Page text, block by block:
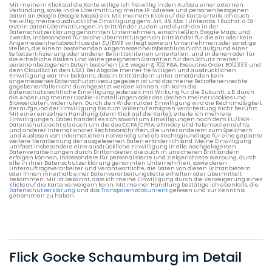
Mit meinem Klick auf die Karte willige ich freiwillig in den Aufbau einer externen
Verbindung, sowie in die Übermittlung meine IP-Adresse und personenbezogenen
Daten an Google (Google Maps) ein. Mit meinem Klick auf die Karte erteile ich auch
freiwillig meine ausdrückliche Einwilligung gem. Art. 49 Abs. 1 Unterabs. 1 Buchst. a DS-
GVO in Datenübermittlungen in Drittländer zu den und durch die in der
Datenschutzerklärung genannten Unternehmen, einschließlich Google Maps, und
Zwecke, insbesondere für solche Übermittlungen an Drittländer für die ein oder kein
Angemessenheitsbeschluss der EU/EWR vorliegt sowie an Unternehmen oder sonstige
Stellen, die einem bestehenden Angemessenheitsbeschluss nicht aufgrund einer
Selbstzertifizierung oder anderer Beitrittskriterien unterfallen, und in denen oder für
die erhebliche Risiken und keine geeigneten Garantien für den Schutz meiner
personenbezogenen Daten bestehen (z.B. wegen § 702 FISA, Executive Order EO12333 und
dem CloudAct in den USA). Bei Abgabe meiner freiwilligen und ausdrücklichen
Einwilligung war mir bekannt, dass in Drittländern unter Umständen kein
angemessenes Datenschutzniveau gegeben ist und das meine Betroffenenrechte
gegebenenfalls nicht durchgesetzt werden können. Ich kann die
datenschutzrechtliche Einwilligung jederzeit mit Wirkung für die Zukunft, z.B. durch
die Änderung meiner Cookie-Einstellungen oder das Löschen meiner Cookies und
Browserdaten, widerrufen. Durch den Widerruf der Einwilligung wird die Rechtmäßigkeit
der aufgrund der Einwilligung bis zum Widerruf erfolgten Verarbeitung nicht berührt.
Mit einer einzelnen Handlung (dem Klick auf die Karte), erteile ich mehrere
Einwilligungen. Dabei handelt es sich sowohl um Einwilligungen nach dem EU/EWR-
Datenschutzrecht als auch um die des CCPA/CPRA, ePrivacy und Telemedienrechts,
und anderer internationaler Rechtsvorschriften, die unter anderem zum Speichern
und Auslesen von Informationen notwendig und als Rechtsgrundlage für eine geplante
weitere Verarbeitung der ausgelesenen Daten erforderlich sind. Meine Einwilligung
umfasst insbesondere eine ausdrückliche Einwilligung in alle nachgelagerten
Datenverarbeitungen durch Drittanbieter, die auch in unsicheren Drittländern
erfolgen können, insbesondere für personalisierte und zielgerichtete Werbung, durch
alle in ihrer Datenschutzerklärung genannten Unternehmen, sowie deren
Unterauftragsverarbeiter und Verantwortliche, die Daten von diesen Drittanbietern
oder ihnen innerhalb einer Datenverarbeitungskette erhalten oder übermittelt
bekommen. Mir ist bekannt, dass ich meine Einwilligung durch die Verweigerung eines
Klicks auf die Karte verweigern kann. Mit meiner Handlung bestätige ich ebenfalls, die
Datenschutzerklärung und dasTransparenzdokumentgelesen und zur Kenntnis
genommen zu haben.
Flick Gocke Schaumburg im Detail